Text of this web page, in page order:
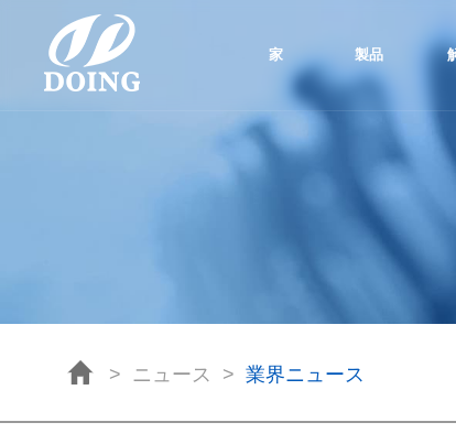
家 製品
> ニュース > 業界ニュース